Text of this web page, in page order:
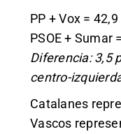
PP + Vox = 42,9
PSOE + Sumar
Diferencia: 3,5
centro-
Catalanes
Vascos